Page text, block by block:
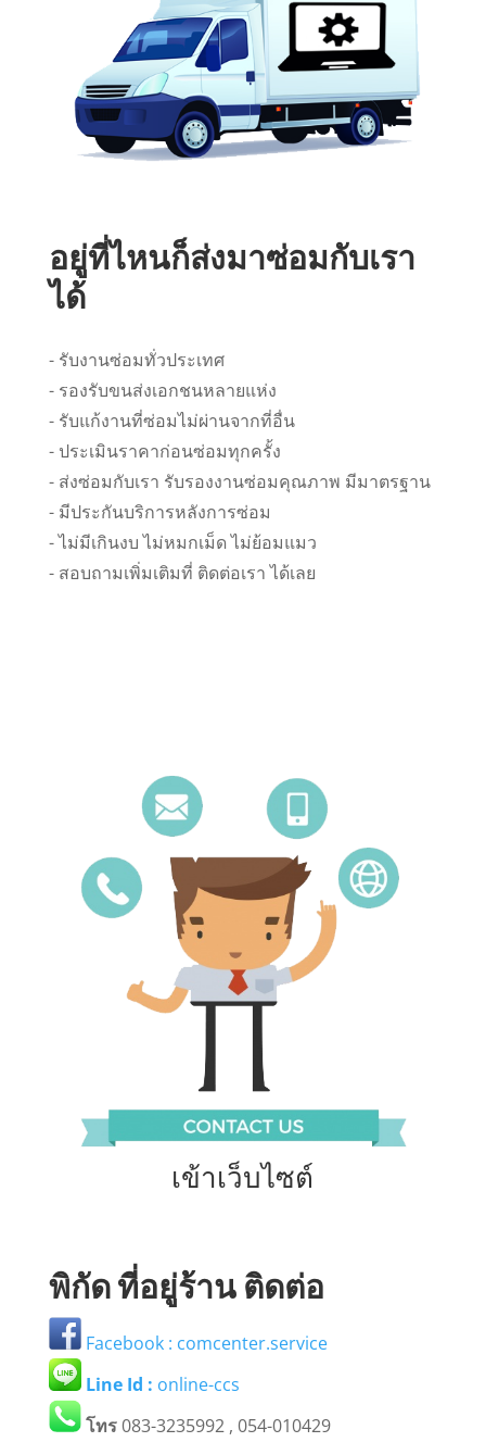
อยู่ที่ไหนก็ส่งมาซ่อมกับเรา
ได้
- รับงานซ่อมทั่วประเทศ
- รองรับขนส่งเอกชนหลายแห่ง
- รับแก้งานที่ซ่อมไม่ผ่านจากที่อื่น
- ประเมินราคาก่อนซ่อมทุกครั้ง
- ส่งซ่อมกับเรา รับรองงานซ่อมคุณภาพ มีมาตรฐาน
- มีประกันบริการหลังการซ่อม
- ไม่มีเกินงบ ไม่หมกเม็ด ไม่ย้อมแมว
- สอบถามเพิ่มเติมที่ ติดต่อเรา ได้เลย
เข้าเว็บไซต์
พิกัด ที่อยู่ร้าน ติดต่อ
Facebook : comcenter.service
Line Id : online-ccs
โทร083-3235992 , 054-010429